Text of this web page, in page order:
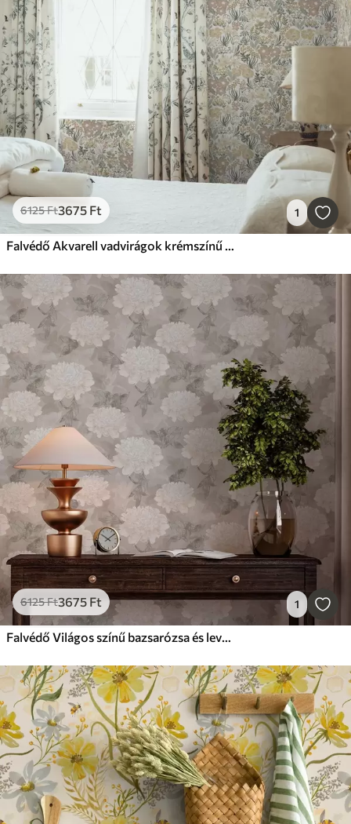
6125Ft3675 Ft 1
Falvédő Akvarell vadvirágok krémszínű háttéren
6125Ft3675 Ft 1
Falvédő Világos színű bazsarózsa és levelek grunge stílusban